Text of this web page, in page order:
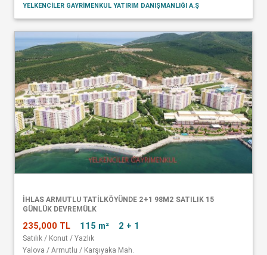
YELKENCİLER GAYRİMENKUL YATIRIM DANIŞMANLIĞI A.Ş
İHLAS ARMUTLU TATİLKÖYÜNDE 2+1 98M2 SATILIK 15
GÜNLÜK DEVREMÜLK
235,000 TL 115 m² 2 + 1
Satılık / Konut / Yazlık
Yalova / Armutlu / Karşıyaka Mah.